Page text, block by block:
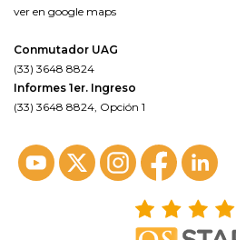
ver en google maps
Conmutador UAG
(33) 3648 8824
Informes 1er. Ingreso
(33) 3648 8824, Opción 1